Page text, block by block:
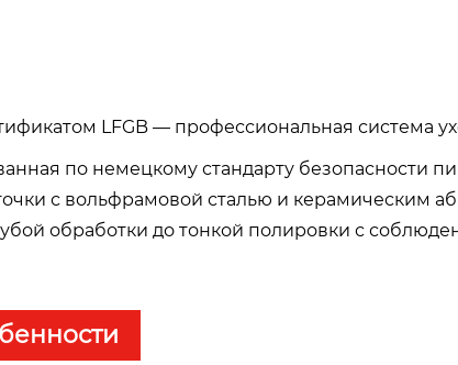
LFGB — профессиональная система
по немецкому стандарту безопасности
с вольфрамовой сталью и керамическим
обработки до тонкой полировки с